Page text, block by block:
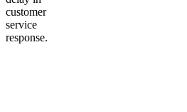
customer
service
response.